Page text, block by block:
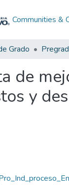
Communities &
Grado
de
y